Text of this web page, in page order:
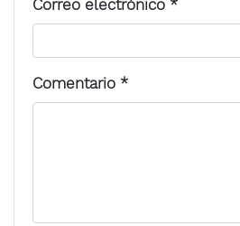
Correo electrónico *
Comentario *